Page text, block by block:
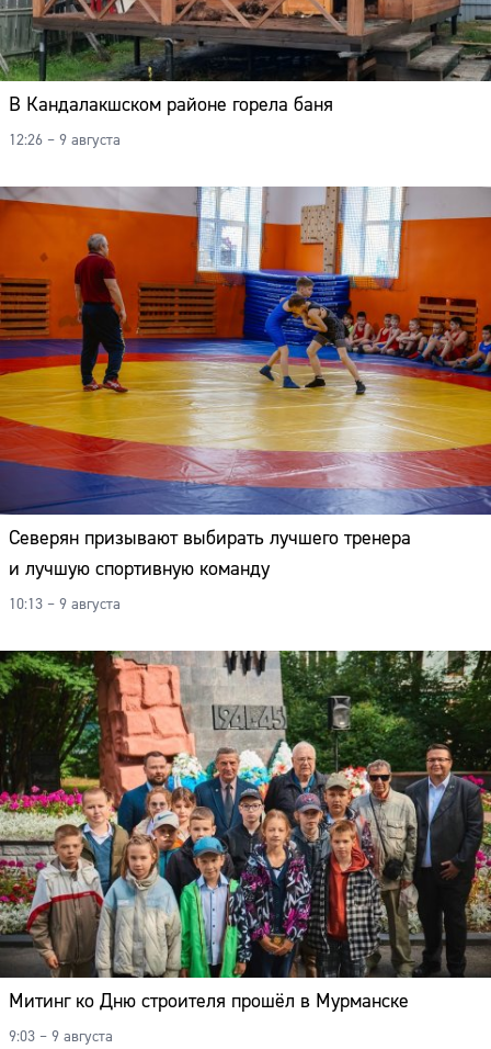
В Кандалакшском районе горела баня
12:26 – 9 августа
Северян призывают выбирать лучшего тренера
и лучшую спортивную команду
10:13 – 9 августа
Митинг ко Дню строителя прошёл в Мурманске
9:03 – 9 августа